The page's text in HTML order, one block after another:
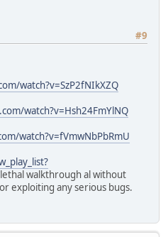
#9
watch?v=SzP2fNIkXZQ
watch?v=Hsh24FmYlNQ
watch?v=fVmwNbPbRmU
walkthrough al without
exploiting any serious bugs.